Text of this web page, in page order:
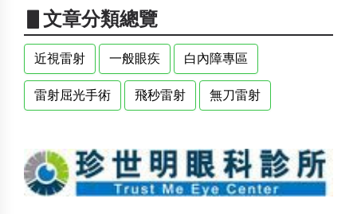
▋文章分類總覽
近視雷射 一般眼疾 白內障專區
雷射屈光手術 飛秒雷射 無刀雷射